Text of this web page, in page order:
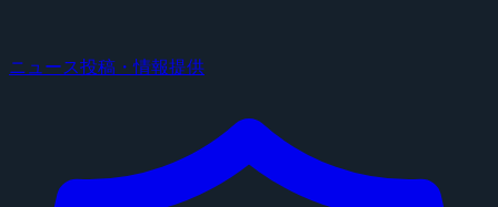
ニュース投稿・情報提供